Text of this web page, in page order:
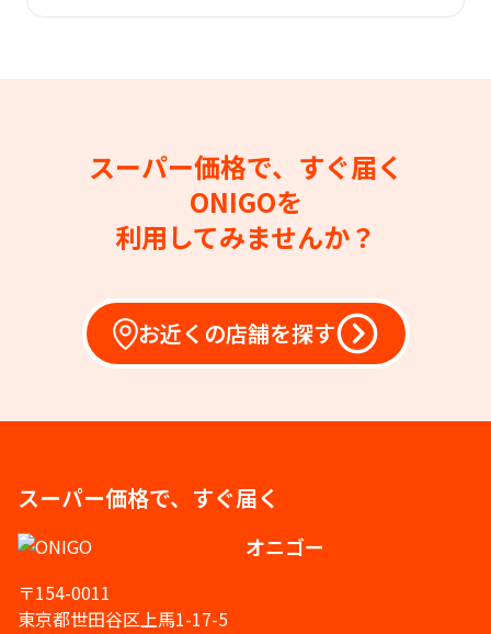
スーパー価格で、すぐ届く
ONIGOを
利用してみませんか？
お近くの店舗を探す
スーパー価格で、すぐ届く
オニゴー
〒154-0011
東京都世田谷区上馬1-17-5